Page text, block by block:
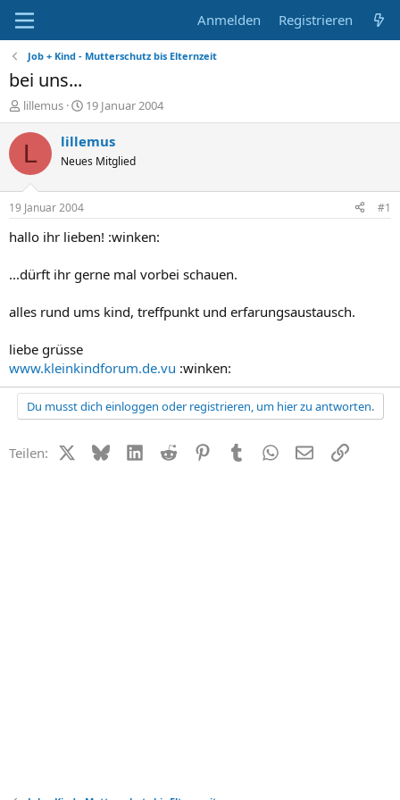
Anmelden Registrieren
Job + Kind - Mutterschutz bis Elternzeit
bei uns...
E
r
s
e
r
lillemus
E
r
s
e
t
a
19 Januar 2004
L lillemus
Neues Mitglied
19 Januar 2004 #1
hallo ihr lieben! :winken:
...dürft ihr gerne mal vorbei schauen.
alles rund ums kind, treffpunkt und erfarungsaustausch.
liebe grüsse
www.kleinkindforum.de.vu :winken:
Du musst dich einloggen oder registrieren, um hier zu antworten.
Teilen: X (Twitter)
BlueskyLinkedIn
Reddit PinterestTumblr WhatsApp
E-MailLink